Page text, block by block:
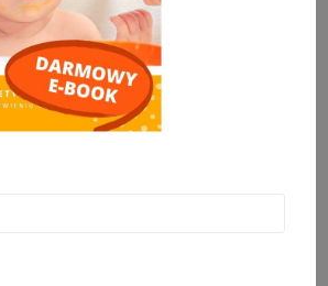
buraków dla
niskie żelazo i